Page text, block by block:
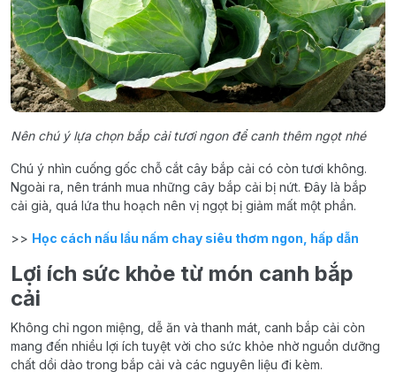
Nên chú ý lựa chọn bắp cải tươi ngon để canh thêm ngọt nhé
Chú ý nhìn cuống gốc chỗ cắt cây bắp cải có còn tươi không.
Ngoài ra, nên tránh mua những cây bắp cải bị nứt. Đây là bắp
cải già, quá lứa thu hoạch nên vị ngọt bị giảm mất một phần.
>> Học cách nấu lẩu nấm chay siêu thơm ngon, hấp dẫn
Lợi ích sức khỏe từ món canh bắp
cải
Không chỉ ngon miệng, dễ ăn và thanh mát, canh bắp cải còn
mang đến nhiều lợi ích tuyệt vời cho sức khỏe nhờ nguồn dưỡng
chất dồi dào trong bắp cải và các nguyên liệu đi kèm.